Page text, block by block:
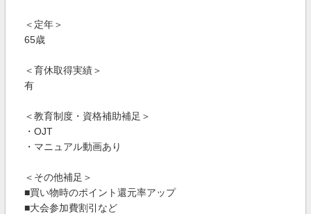
＜定年＞
65歳
＜育休取得実績＞
有
＜教育制度・資格補助補足＞
・OJT
・マニュアル動画あり
＜その他補足＞
■買い物時のポイント還元率アップ
■大会参加費割引など